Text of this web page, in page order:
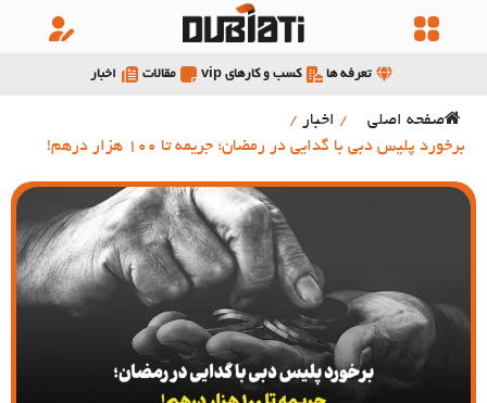
تعرفه ها کسب و کارهای vip مقالات اخبار
صفحه اصلی / اخبار /
برخورد پلیس دبی با گدایی در رمضان؛ جریمه تا 100 هزار درهم!